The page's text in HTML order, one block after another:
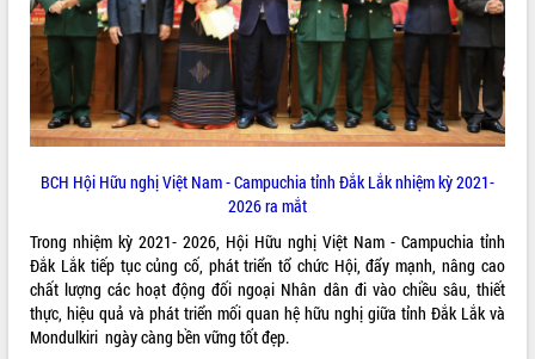
Đề án 06 tạo bước ngoặt đột phá trong
cải cách hành chính tỉnh Đắk Lắk
Kết nối tour, đẩy mạnh chuyển đổi số
để phát triển du lịch Đắk Lắk
Khởi động Dự án Đầu tư xây dựng hạ
tầng kỹ thuật Cụm công nghiệp Tân
Gặp mặt các cơ quan báo chí nhân Kỷ
mạng Việt Nam
Đắk Lắk sơ kết 4 năm triển khai thực
hiện Đề án 06 của Chính phủ
Họp báo thông tin về Hội nghị Công bố
BCH Hội Hữu nghị Việt Nam - Campuchia tỉnh Đắk Lắk nhiệm kỳ 2021-
2026 ra mắt
Trong nhiệm kỳ 2021- 2026, Hội Hữu nghị Việt Nam - Campuchia tỉnh
Đắk Lắk tiếp tục củng cố, phát triển tổ chức Hội, đẩy mạnh, nâng cao
chất lượng các hoạt động đối ngoại Nhân dân đi vào chiều sâu, thiết
thực, hiệu quả và phát triển mối quan hệ hữu nghị giữa tỉnh Đắk Lắk và
Mondulkiri ngày càng bền vững tốt đẹp.